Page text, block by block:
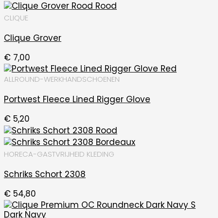
CLIQUE
Clique Grover
€ 7,00
ALLROUND-WERKHANDSCHOENEN
Portwest Fleece Lined Rigger Glove
€ 5,20
HORECA-GASTVRIJHEID KLEDING
Schriks Schort 2308
€ 54,80